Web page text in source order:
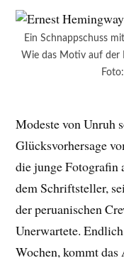
Ein Schnappschuss
Wie das Motiv auf der
Modeste von Unruh
Glücksvorhersage
die junge Fotografin
dem Schriftsteller,
der peruanischen
Unerwartete.
Wochen, kommt